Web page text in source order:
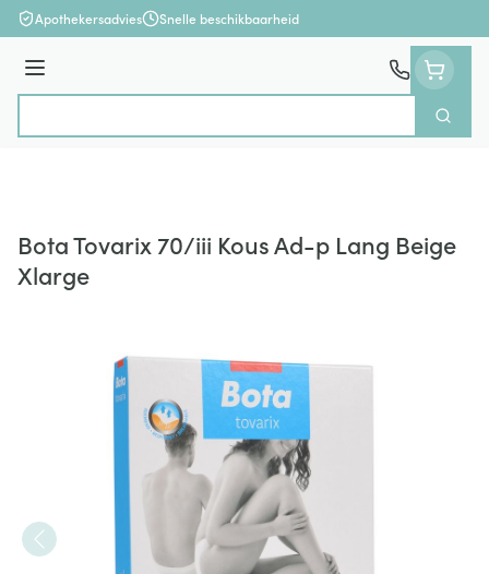
Ga naar de inhoud
Apothekersadvies Snelle beschikbaarheid
Menu
Zoek
Bota Tovarix 70/iii Kous Ad-p Lang Beige
Xlarge